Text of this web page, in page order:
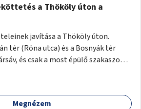
a Thököly úton a
javítása a Thököly úton.
tér (Róna utca) és a Bosnyák tér
és csak a most épülő szakaszon
Megnézem